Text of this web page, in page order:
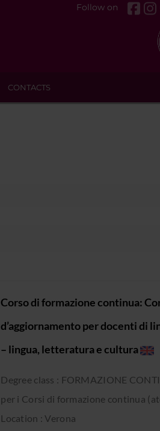
Follow on
CONTACTS
Corso di formazione continua:
d’aggiornamento per docenti di
– lingua, letteratura e cultura
Degree class : FORMAZIONE
per i Corsi di formazione continua
Location : Verona